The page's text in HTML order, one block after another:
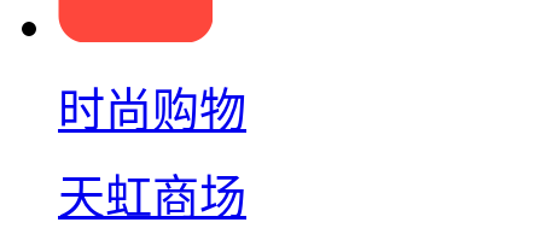
时尚购物
天虹商场